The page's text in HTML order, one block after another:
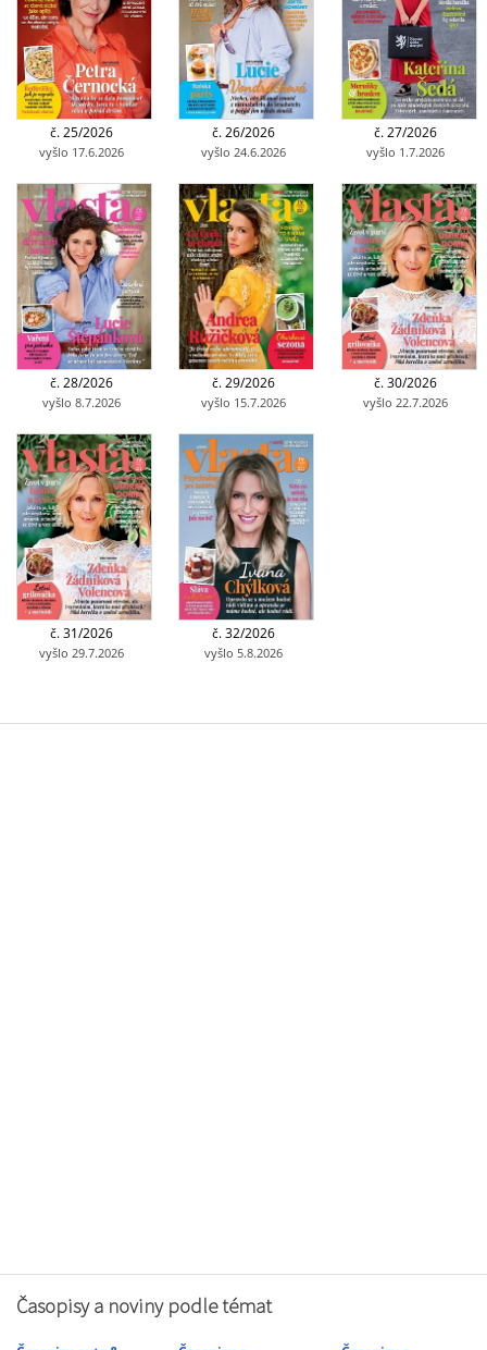
č. 25/2026
vyšlo 17.6.2026
č. 26/2026
vyšlo 24.6.2026
č. 27/2026
vyšlo 1.7.2026
č. 28/2026
vyšlo 8.7.2026
č. 29/2026
vyšlo 15.7.2026
č. 30/2026
vyšlo 22.7.2026
č. 31/2026
vyšlo 29.7.2026
č. 32/2026
vyšlo 5.8.2026
Časopisy a noviny podle témat